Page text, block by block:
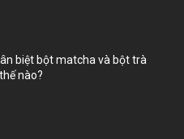
biệt bột matcha và bột trà
nào?